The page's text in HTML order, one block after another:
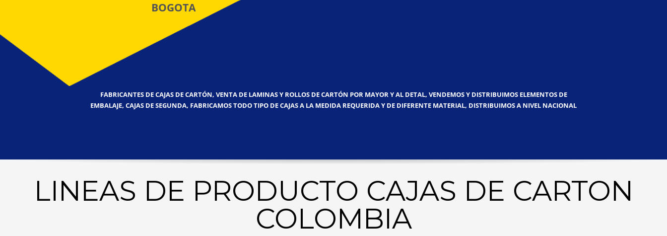
BOGOTA
FABRICANTES DE CAJAS DE CARTÓN, VENTA DE LAMINAS Y ROLLOS DE CARTÓN POR MAYOR Y AL DETAL, VENDEMOS Y DISTRIBUIMOS ELEMENTOS DE
EMBALAJE, CAJAS DE SEGUNDA, FABRICAMOS TODO TIPO DE CAJAS A LA MEDIDA REQUERIDA Y DE DIFERENTE MATERIAL, DISTRIBUIMOS A NIVEL NACIONAL
LINEAS DE PRODUCTO CAJAS DE CARTON
COLOMBIA